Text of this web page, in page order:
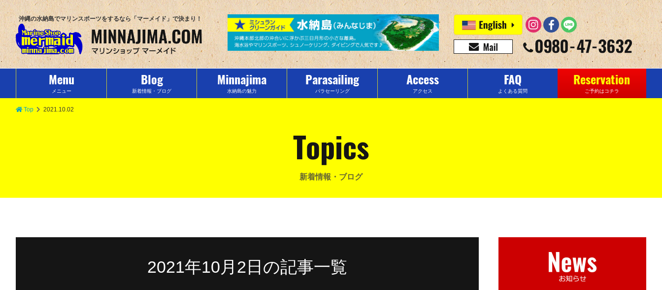
沖縄の水納島でマリンスポーツをするなら「マーメイド」で決まり！
Menu
メニュー
Blog
新着情報・ブログ
Minnajima
水納島の魅力
Parasailing
パラセーリング
Access
アクセス
FAQ
よくある質問
Reservation
ご予約はコチラ
Top 2021.10.02
Topics
新着情報・ブログ
2021年10月2日の記事一覧